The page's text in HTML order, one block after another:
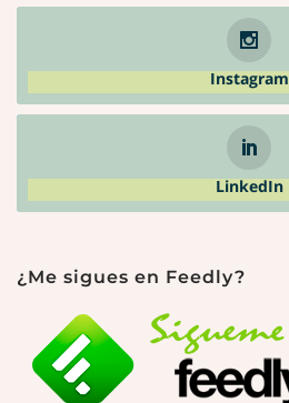
Instagram
LinkedIn
¿Me sigues en Feedly?